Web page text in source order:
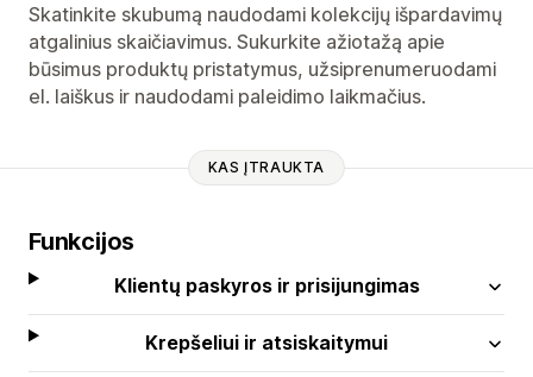
Skatinkite skubumą naudodami kolekcijų išpardavimų
atgalinius skaičiavimus. Sukurkite ažiotažą apie
būsimus produktų pristatymus, užsiprenumeruodami
el. laiškus ir naudodami paleidimo laikmačius.
KAS ĮTRAUKTA
Funkcijos
Klientų paskyros ir prisijungimas
Krepšeliui ir atsiskaitymui